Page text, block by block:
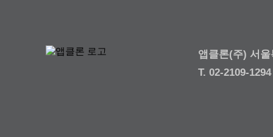
앱클론(주) 서
T. 02-2109-